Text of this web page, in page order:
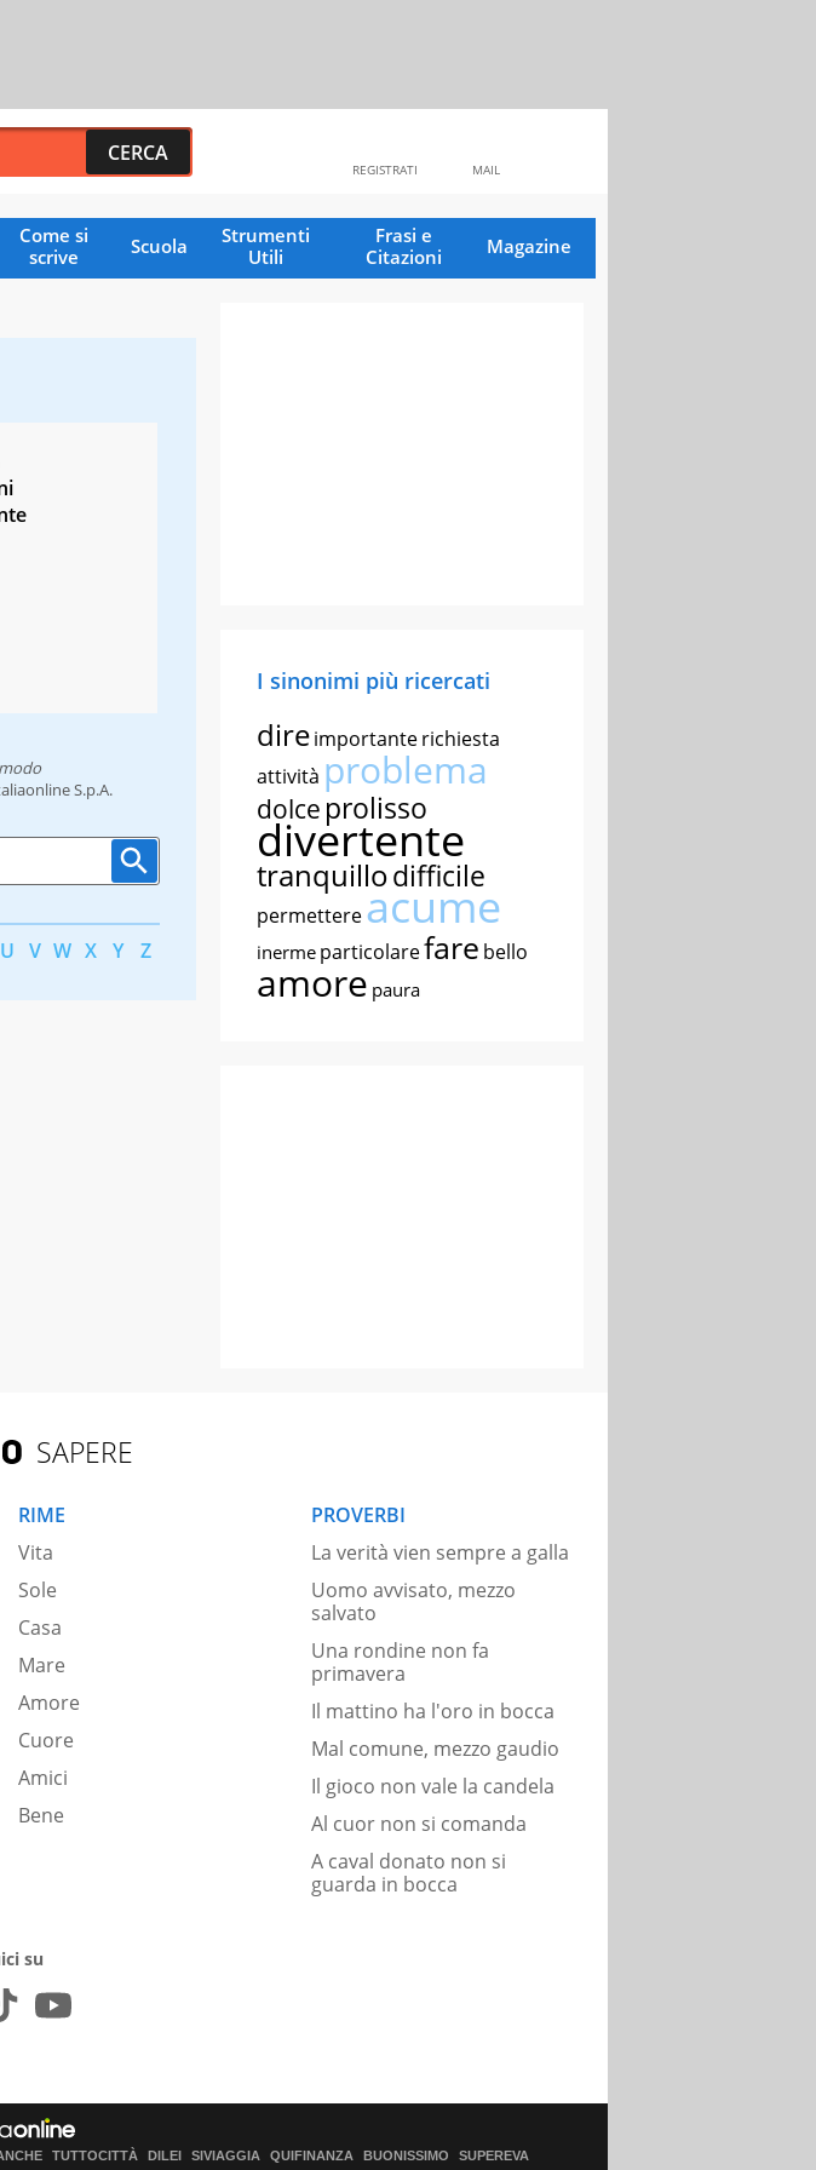
MAIL
REGISTRATI
Come si
scrive
Scuola
Strumenti
Utili
Frasi e
Citazioni
Magazine
S.p.A.
U V W X Y Z
I sinonimi più ricercati
direimportanterichiesta
attività problema
dolce prolisso
divertente
tranquillodifficile
permettereacume
inerme particolarefare bello
amore paura
SAPERE
RIME
Vita
Sole
Casa
Mare
Amore
Cuore
Amici
Bene
PROVERBI
La verità vien sempre a galla
Uomo avvisato, mezzo
salvato
Una rondine non fa
primavera
Il mattino ha l'oro in bocca
Mal comune, mezzo gaudio
Il gioco non vale la candela
Al cuor non si comanda
A caval donato non si
guarda in bocca
su
TUTTOCITTÀ DILEI SIVIAGGIA QUIFINANZA BUONISSIMO SUPEREVA